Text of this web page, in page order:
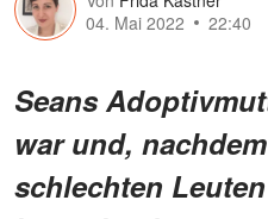
04. Mai 2022
22:40
Seans
war und,
schlechten